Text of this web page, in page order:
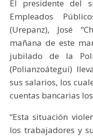
El presidente del
Empleados
(Urepanz), José
mañana de este
jubilado de la
(Polianzoátegui)
sus salarios, los
cuentas bancarias
“Esta situación
los trabajadores y